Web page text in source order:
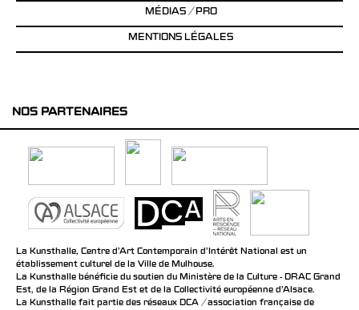
MÉDIAS / PRO
MENTIONS LÉGALES
NOS PARTENAIRES
La Kunsthalle, Centre d’Art Contemporain d’Intérêt National est un
établissement culturel de la Ville de Mulhouse.
La Kunsthalle bénéficie du soutien du Ministère de la Culture - DRAC Grand
Est, de la Région Grand Est et de la Collectivité européenne d’Alsace.
La Kunsthalle fait partie des réseaux DCA / association française de